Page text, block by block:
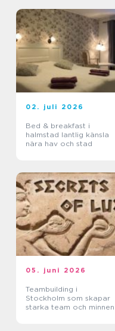
02. juli 2026
Bed & breakfast i
halmstad lantlig känsla
nära hav och stad
05. juni 2026
Teambuilding i
Stockholm som skapar
starka team och minnen